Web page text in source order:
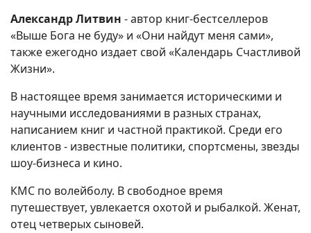
Александр Литвин - автор книг-бестселлеров
«Выше Бога не буду» и «Они найдут меня сами»,
также ежегодно издает свой «Календарь Счастливой
Жизни».
В настоящее время занимается историческими и
научными исследованиями в разных странах,
написанием книг и частной практикой. Среди его
клиентов - известные политики, спортсмены, звезды
шоу-бизнеса и кино.
КМС по волейболу. В свободное время
путешествует, увлекается охотой и рыбалкой. Женат,
отец четверых сыновей.